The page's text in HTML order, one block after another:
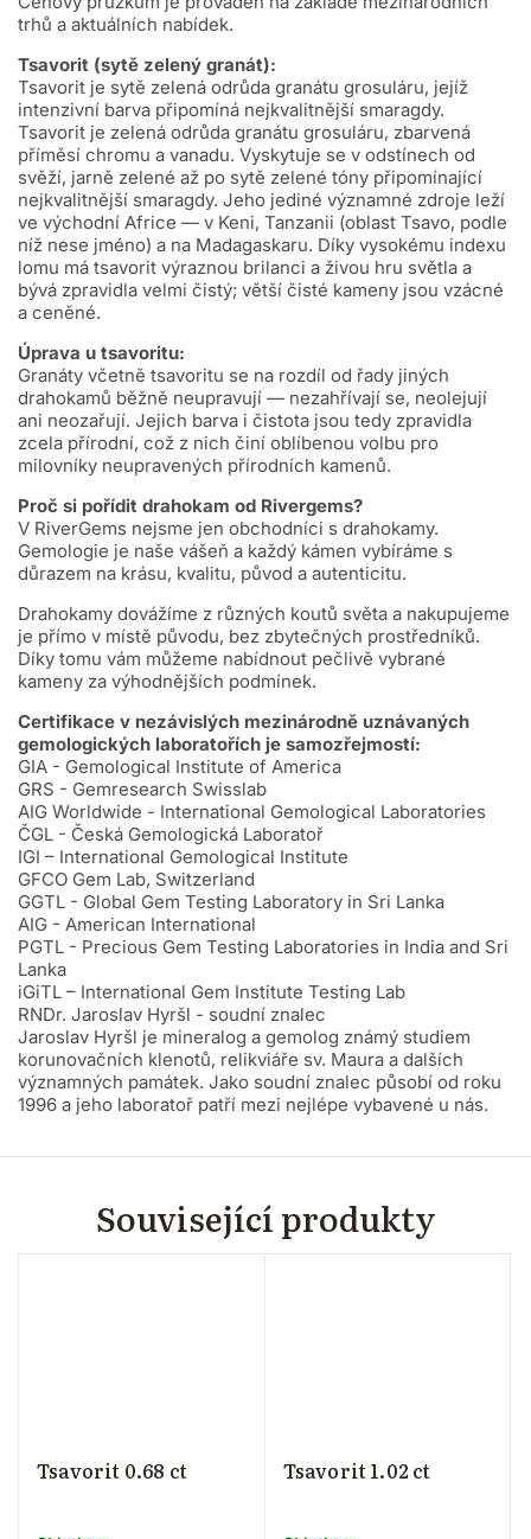
trhů a aktuálních nabídek.
Tsavorit (sytě zelený granát):
Tsavorit je sytě zelená odrůda granátu grosuláru, jejíž
intenzivní barva připomíná nejkvalitnější smaragdy.
Tsavorit je zelená odrůda granátu grosuláru, zbarvená
příměsí chromu a vanadu. Vyskytuje se v odstínech od
svěží, jarně zelené až po sytě zelené tóny připomínající
nejkvalitnější smaragdy. Jeho jediné významné zdroje leží
ve východní Africe — v Keni, Tanzanii (oblast Tsavo, podle
níž nese jméno) a na Madagaskaru. Díky vysokému indexu
lomu má tsavorit výraznou brilanci a živou hru světla a
bývá zpravidla velmi čistý; větší čisté kameny jsou vzácné
a ceněné.
Úprava u tsavoritu:
Granáty včetně tsavoritu se na rozdíl od řady jiných
drahokamů běžně neupravují — nezahřívají se, neolejují
ani neozařují. Jejich barva i čistota jsou tedy zpravidla
zcela přírodní, což z nich činí oblíbenou volbu pro
milovníky neupravených přírodních kamenů.
Proč si pořídit drahokam od Rivergems?
V RiverGems nejsme jen obchodníci s drahokamy.
Gemologie je naše vášeň a každý kámen vybíráme s
důrazem na krásu, kvalitu, původ a autenticitu.
Drahokamy dovážíme z různých koutů světa a nakupujeme
je přímo v místě původu, bez zbytečných prostředníků.
Díky tomu vám můžeme nabídnout pečlivě vybrané
kameny za výhodnějších podmínek.
Certifikace v nezávislých mezinárodně uznávaných
gemologických laboratořích je samozřejmostí:
GIA - Gemological Institute of America
GRS - Gemresearch Swisslab
AIG Worldwide - International Gemological Laboratories
ČGL - Česká Gemologická Laboratoř
IGI – International Gemological Institute
GFCO Gem Lab, Switzerland
GGTL - Global Gem Testing Laboratory in Sri Lanka
AIG - American International
PGTL - Precious Gem Testing Laboratories in India and Sri
Lanka
iGiTL – International Gem Institute Testing Lab
RNDr. Jaroslav Hyršl - soudní znalec
Jaroslav Hyršl je mineralog a gemolog známý studiem
korunovačních klenotů, relikviáře sv. Maura a dalších
významných památek. Jako soudní znalec působí od roku
1996 a jeho laboratoř patří mezi nejlépe vybavené u nás.
Související produkty
Tsavorit 0.68 ct Tsavorit 1.02 ct